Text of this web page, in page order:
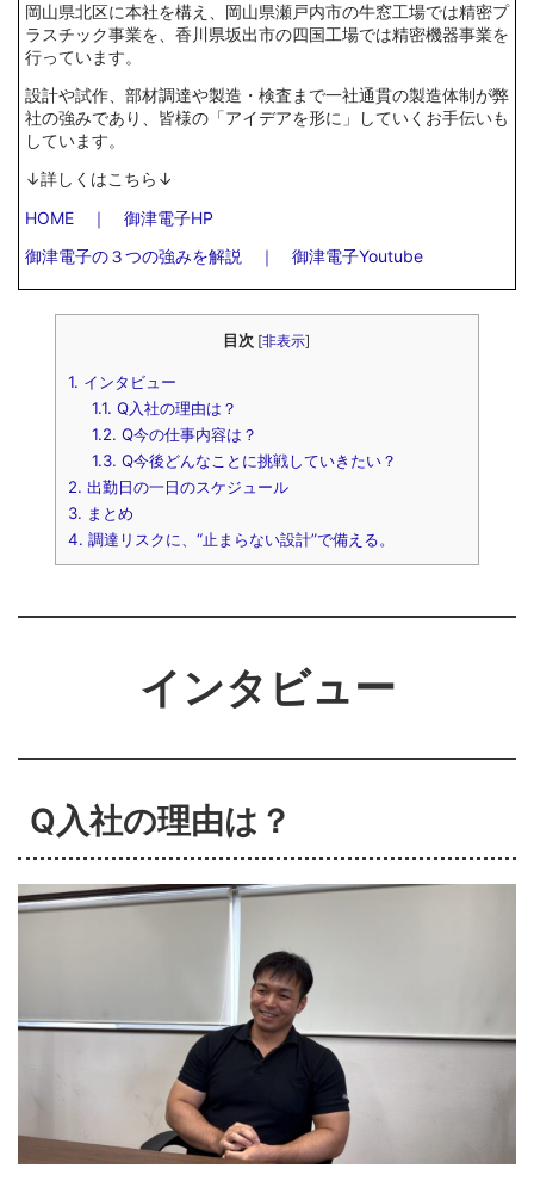
岡山県北区に本社を構え、岡山県瀬戸内市の牛窓工場では精密プ
ラスチック事業を、香川県坂出市の四国工場では精密機器事業を
行っています。
設計や試作、部材調達や製造・検査まで一社通貫の製造体制が弊
社の強みであり、皆様の「アイデアを形に」していくお手伝いも
しています。
↓詳しくはこちら↓
HOME ｜ 御津電子HP
御津電子の３つの強みを解説 ｜ 御津電子Youtube
目次 [非表示]
1. インタビュー
1.1. Q入社の理由は？
1.2. Q今の仕事内容は？
1.3. Q今後どんなことに挑戦していきたい？
2. 出勤日の一日のスケジュール
3. まとめ
4. 調達リスクに、“止まらない設計”で備える。
インタビュー
Q入社の理由は？